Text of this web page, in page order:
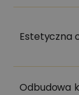
Estetyczna
Odbudowa